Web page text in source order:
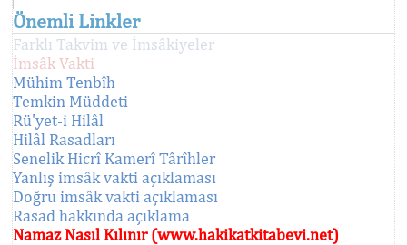
Önemli Linkler
Farklı Takvim ve İmsâkiyeler
İmsâk Vakti
Mühim Tenbîh
Temkin Müddeti
Rü'yet-i Hilâl
Hilâl Rasadları
Senelik Hicrî Kamerî Târîhler
Yanlış imsâk vakti açıklaması
Doğru imsâk vakti açıklaması
Rasad hakkında açıklama
Namaz Nasıl Kılınır (www.hakikatkitabevi.net)